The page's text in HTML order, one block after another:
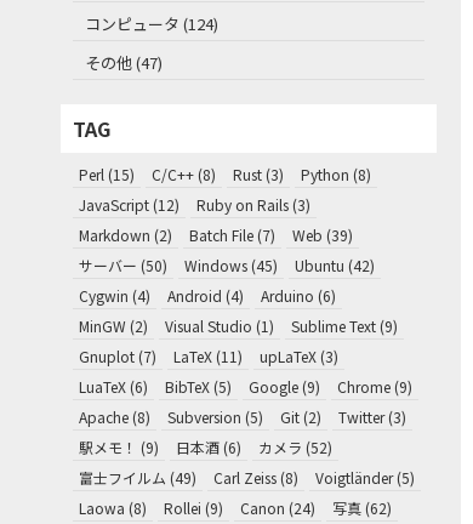
コンピュータ (124)
その他 (47)
TAG
Perl (15) C/C++ (8) Rust (3)
Python (8)
JavaScript (12)
Ruby on Rails (3)
Markdown (2)
Batch File (7)
Web (39)
サーバー (50)
Windows (45)
Ubuntu (42)
Cygwin (4)
Android (4)
Arduino (6)
MinGW (2)
Visual Studio (1)
Sublime Text (9)
Gnuplot (7)
LaTeX (11)
upLaTeX (3)
LuaTeX (6)
BibTeX (5) Google (9)
Chrome (9)
Apache (8)
Subversion (5) Git (2)
Twitter (3)
駅メモ！ (9)
日本酒 (6)
カメラ (52)
富士フイルム (49)
Carl Zeiss (8)
Voigtländer (5)
Laowa (8)
Rollei (9) Canon (24)
写真 (62)